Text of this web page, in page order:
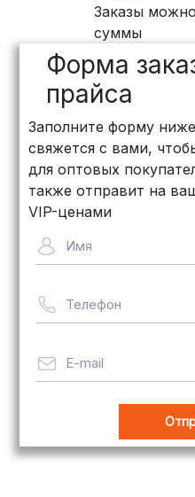
ПЭК: Сроки
дней,
рублей
объемных
дней,
Байкал
для
Важно! Мы
целости и
от их размера.
Заказы
суммы
Форма
прайса
Заполните форму
свяжется с вами,
для оптовых
также отправит на
VIP-ценами
Имя
Телефон
E-mail